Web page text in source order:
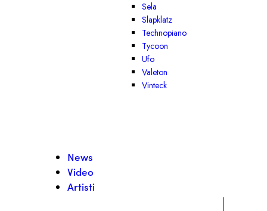
Sela
Slapklatz
Technopiano
Tycoon
Ufo
Valeton
Vinteck
News
Video
Artisti